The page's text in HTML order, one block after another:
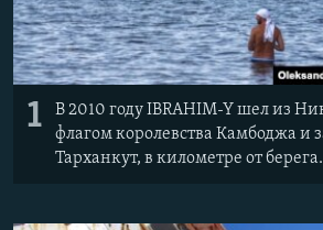
1
В 2010 году IBRAHIM-Y шел из
флагом королевства Камбоджа и
Тарханкут, в километре от берега.